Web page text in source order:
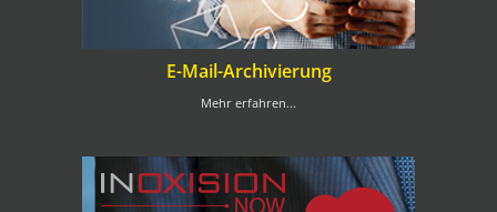
E-Mail-Archivierung
Mehr erfahren...